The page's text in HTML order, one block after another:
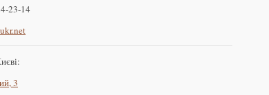
23-14
3